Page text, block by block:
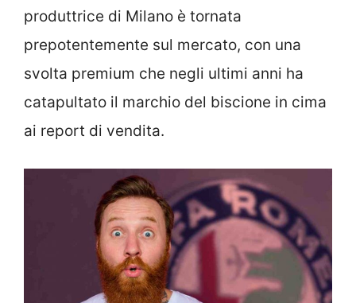
produttrice di Milano è tornata
prepotentemente sul mercato, con una
svolta premium che negli ultimi anni ha
catapultato il marchio del biscione in cima
ai report di vendita.